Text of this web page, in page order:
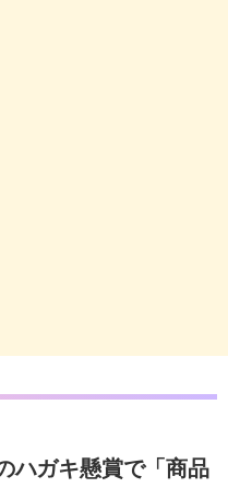
ハガキ懸賞で「商品